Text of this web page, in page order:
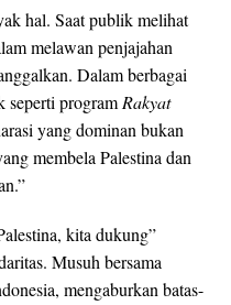
hal. Saat publik melihat
melawan penjajahan
Dalam berbagai
seperti program Rakyat
yang dominan bukan
membela Palestina dan
kita dukung”
Musuh bersama
mengaburkan batas-